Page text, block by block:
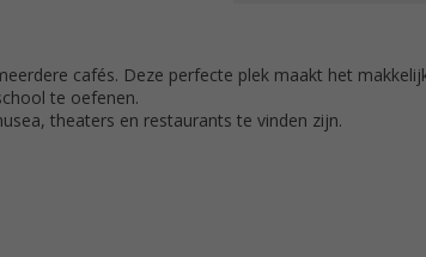
cafés. Deze perfecte plek maakt het
te oefenen.
theaters en restaurants te vinden zijn.